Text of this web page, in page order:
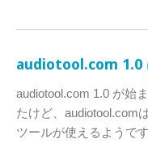
audiotool.com 1.0
audiotool.com 1.0 が始
たけど、audiotool.com
ツールが使えるようで